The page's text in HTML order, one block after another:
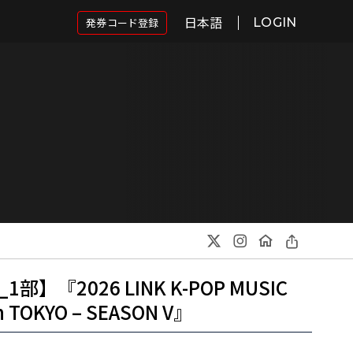
発券コード登録 日本語 LOGIN
部】『2026 LINK K-POP MUSIC
– SEASON V』